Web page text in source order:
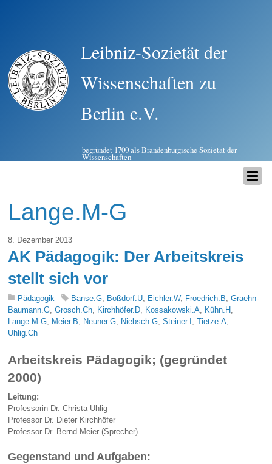
Leibniz-Sozietät der
Wissenschaften zu
Berlin e.V.
begründet 1700 als Brandenburgische Sozietät der
Wissenschaften
Lange.M-G
8. Dezember 2013
AK Pädagogik: Der Arbeitskreis
stellt sich vor
Pädagogik Banse.G, Boßdorf.U, Eichler.W, Froedrich.B,Graehn-
Baumann.G,Grosch.Ch, Kirchhöfer.D, Kossakowski.A, Kühn.H ,
Lange.M-G, Meier.B, Neuner.G, Niebsch.G,Steiner.I ,Tietze.A,
Uhlig.Ch
Arbeitskreis Pädagogik; (gegründet
2000)
Leitung:
Professorin Dr. Christa Uhlig
Professor Dr. Dieter Kirchhöfer
Professor Dr. Bernd Meier (Sprecher)
Gegenstand und Aufgaben: